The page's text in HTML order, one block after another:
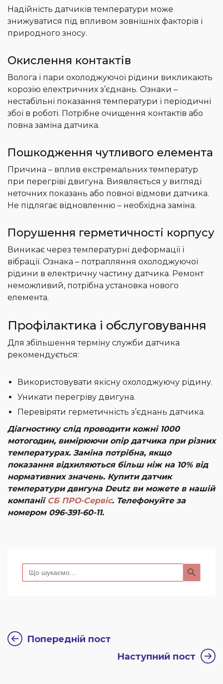
Надійність датчиків температури може
знижуватися під впливом зовнішніх факторів і
природного зносу.
Окислення контактів
Волога і пари охолоджуючої рідини викликають
корозію електричних з’єднань. Ознаки –
нестабільні показання температури і періодичні
збої в роботі. Потрібне очищення контактів або
повна заміна датчика.
Пошкодження чутливого елемента
Причина – вплив екстремальних температур
при перегріві двигуна. Виявляється у вигляді
неточних показань або повної відмови датчика.
Не підлягає відновленню – необхідна заміна.
Порушення герметичності корпусу
Виникає через температурні деформації і
вібрації. Ознака – потрапляння охолоджуючої
рідини в електричну частину датчика. Ремонт
неможливий, потрібна установка нового
елемента.
Профілактика і обслуговування
Для збільшення терміну служби датчика
рекомендується:
Використовувати якісну охолоджуючу рідину.
Уникати перегріву двигуна.
Перевіряти герметичність з’єднань датчика.
Діагностику слід проводити кожні 1000
мотогодин, вимірюючи опір датчика при різних
температурах. Заміна потрібна, якщо
показання відхиляються більш ніж на 10% від
нормативних значень. Купити датчик
температури двигуна Deutz ви можете в нашій
компанії СБ ПРО-Сервіс. Телефонуйте за
номером 096-391-60-11.
Search
for:
Search Button
Попередній пост
Наступний пост